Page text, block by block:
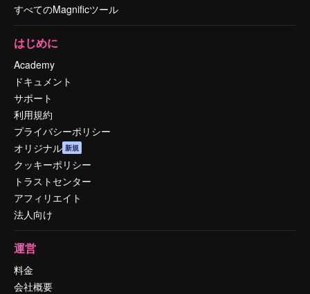
すべてのMagnificツール
はじめに
Academy
ドキュメント
サポート
利用規約
プライバシーポリシー
オリジナル 新規
クッキーポリシー
トラストセンター
アフィリエイト
法人向け
運営
料金
会社概要